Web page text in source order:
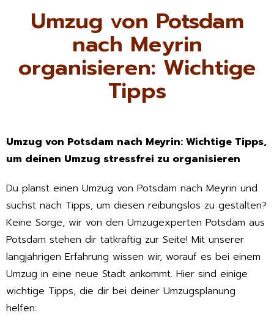
Umzug von Potsdam
nach Meyrin
organisieren: Wichtige
Tipps
Umzug von Potsdam nach Meyrin: Wichtige Tipps,
um deinen Umzug stressfrei zu organisieren
Du planst einen Umzug von Potsdam nach Meyrin und
suchst nach Tipps, um diesen reibungslos zu gestalten?
Keine Sorge, wir von den Umzugexperten Potsdam aus
Potsdam stehen dir tatkräftig zur Seite! Mit unserer
langjährigen Erfahrung wissen wir, worauf es bei einem
Umzug in eine neue Stadt ankommt. Hier sind einige
wichtige Tipps, die dir bei deiner Umzugsplanung
helfen: